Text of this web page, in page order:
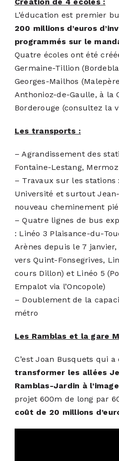
L’éducation est premier
200 millions d’euros
programmés sur le
Quatre écoles ont été
Germaine-Tillion
Georges-Mailhos
Anthonioz-de-Gaulle, à la
Borderouge (consultez la
Les transports :
– Agrandissement des
Fontaine-Lestang,
– Travaux sur les stations
Université et surtout
nouveau cheminement
– Quatre lignes de bus
: Linéo 3 Plaisance-du-
Arènes depuis le 7 janvier,
vers Quint-Fonsegrives,
cours Dillon) et Linéo 5
Empalot via l’Oncopole)
– Doublement de la
métro
Les Ramblas et la gare
C’estJoan Busquets qui a
transformer les allées
Ramblas-Jardin à
projet 600m de long par
coût de 20 millions